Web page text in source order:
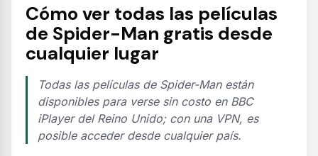
Cómo ver todas las películas
de Spider-Man gratis desde
cualquier lugar
Todas las películas de Spider-Man están
disponibles para verse sin costo en BBC
iPlayer del Reino Unido; con una VPN, es
posible acceder desde cualquier país.